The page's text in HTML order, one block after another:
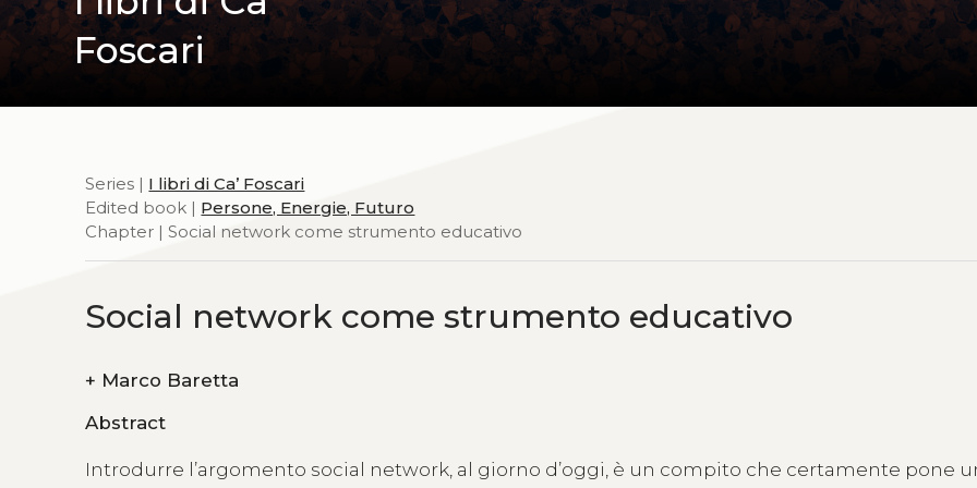
Foscari
Series | I libri di Ca’ Foscari
Edited book | Persone, Energie, Futuro
Chapter | Social network come strumento educativo
Social network come strumento educativo
+ Marco Baretta
Abstract
Introdurre l’argomento social network, al giorno d’oggi, è un compito che certamente pone